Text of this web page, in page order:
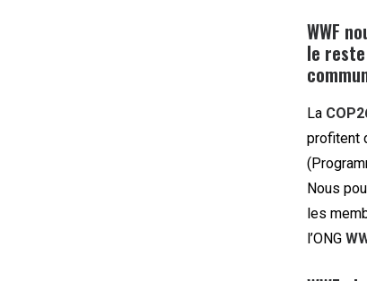
WWF
le
La
profitent
Nous
les
l’ONG